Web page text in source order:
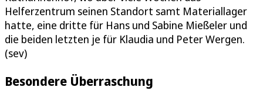
Helferzentrum seinen Standort samt Materiallager
hatte, eine dritte für Hans und Sabine Mießeler und
die beiden letzten je für Klaudia und Peter Wergen.
(sev)
Besondere Überraschung